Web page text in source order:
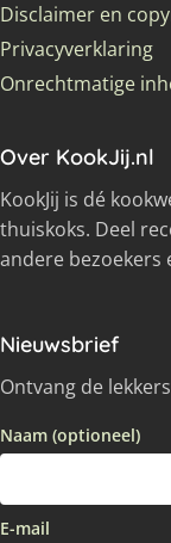
Disclaimer en
Privacyverklaring
Onrechtmatige
Over KookJij.nl
KookJij is dé
thuiskoks. Deel
andere bezoekers
Nieuwsbrief
Ontvang de
Naam (optioneel)
E-mail